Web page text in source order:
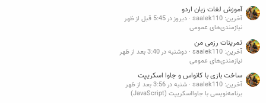
آموزش لغات زبان اردو
آخرین: saalek110
دیروز در 5:45 قبل از ظهر
نیازمندی‌های عمومی
تمرینات رزمی من
آخرین: saalek110
دوشنبه در 3:40 بعد از ظهر
نیازمندی‌های عمومی
ساخت بازی با کانواس و جاوا اسکریپت
آخرین: saalek110
شنبه در 3:56 بعد از ظهر
برنامه‌نویسی با جاوااسکریپت (JavaScript)